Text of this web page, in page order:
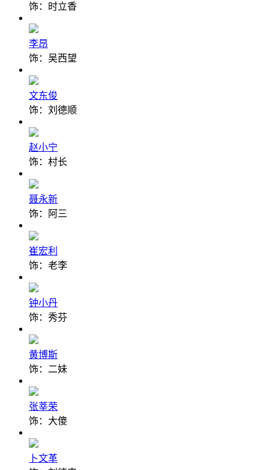
饰：时立香
李昂
饰：吴西望
文东俊
饰：刘德顺
赵小宁
饰：村长
聂永新
饰：阿三
崔宏利
饰：老李
钟小丹
饰：秀芬
黄博斯
饰：二妹
张莘荣
饰：大傻
卜文革